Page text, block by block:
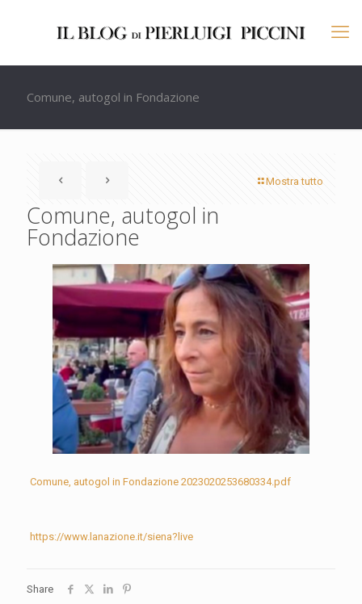
Comune, autogol in Fondazione
Mostra tutto
Comune, autogol in
Fondazione
Comune, autogol in Fondazione 2023020253680334.pdf
https://www.lanazione.it/siena?live
Share